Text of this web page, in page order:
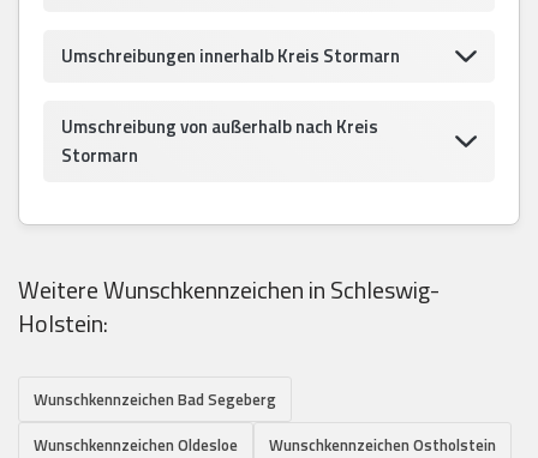
Umschreibungen innerhalb Kreis Stormarn
Umschreibung von außerhalb nach Kreis
Stormarn
Weitere Wunschkennzeichen in Schleswig-
Holstein:
Wunschkennzeichen Bad Segeberg
Wunschkennzeichen Oldesloe
Wunschkennzeichen Ostholstein